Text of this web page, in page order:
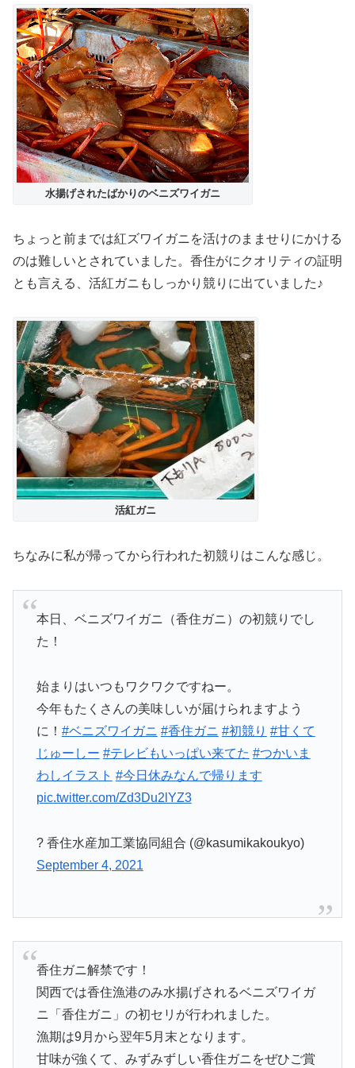
水揚げされたばかりのベニズワイガニ
ちょっと前までは紅ズワイガニを活けのまませりにかける
のは難しいとされていました。香住がにクオリティの証明
とも言える、活紅ガニもしっかり競りに出ていました♪
活紅ガニ
ちなみに私が帰ってから行われた初競りはこんな感じ。
本日、ベニズワイガニ（香住ガニ）の初競りでし
た！
始まりはいつもワクワクですねー。
今年もたくさんの美味しいが届けられますよう
に！ #ベニズワイガニ #香住ガニ #初競り #甘くて
じゅーしー #テレビもいっぱい来てた #つかいま
わしイラスト #今日休みなんで帰ります
pic.twitter.com/Zd3Du2lYZ3
? 香住水産加工業協同組合 (@kasumikakoukyo)
September 4, 2021
香住ガニ解禁です！
関西では香住漁港のみ水揚げされるベニズワイガ
ニ「香住ガニ」の初セリが行われました。
漁期は9月から翌年5月末となります。
甘味が強くて、みずみずしい香住ガニをぜひご賞